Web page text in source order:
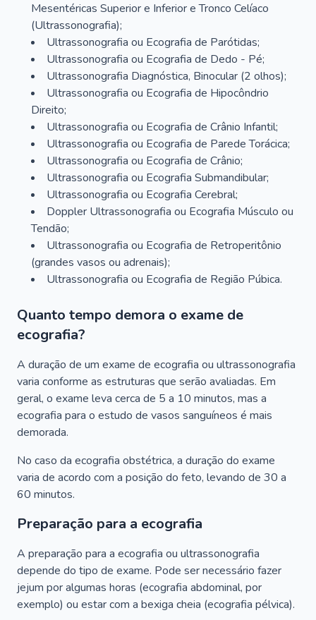
Mesentéricas Superior e Inferior e Tronco Celíaco
(Ultrassonografia);
Ultrassonografia ou Ecografia de Parótidas;
Ultrassonografia ou Ecografia de Dedo - Pé;
Ultrassonografia Diagnóstica, Binocular (2 olhos);
Ultrassonografia ou Ecografia de Hipocôndrio
Direito;
Ultrassonografia ou Ecografia de Crânio Infantil;
Ultrassonografia ou Ecografia de Parede Torácica;
Ultrassonografia ou Ecografia de Crânio;
Ultrassonografia ou Ecografia Submandibular;
Ultrassonografia ou Ecografia Cerebral;
Doppler Ultrassonografia ou Ecografia Músculo ou
Tendão;
Ultrassonografia ou Ecografia de Retroperitônio
(grandes vasos ou adrenais);
Ultrassonografia ou Ecografia de Região Púbica.
Quanto tempo demora o exame de
ecografia?
A duração de um exame de ecografia ou ultrassonografia
varia conforme as estruturas que serão avaliadas. Em
geral, o exame leva cerca de 5 a 10 minutos, mas a
ecografia para o estudo de vasos sanguíneos é mais
demorada.
No caso da ecografia obstétrica, a duração do exame
varia de acordo com a posição do feto, levando de 30 a
60 minutos.
Preparação para a ecografia
A preparação para a ecografia ou ultrassonografia
depende do tipo de exame. Pode ser necessário fazer
jejum por algumas horas (ecografia abdominal, por
exemplo) ou estar com a bexiga cheia (ecografia pélvica).